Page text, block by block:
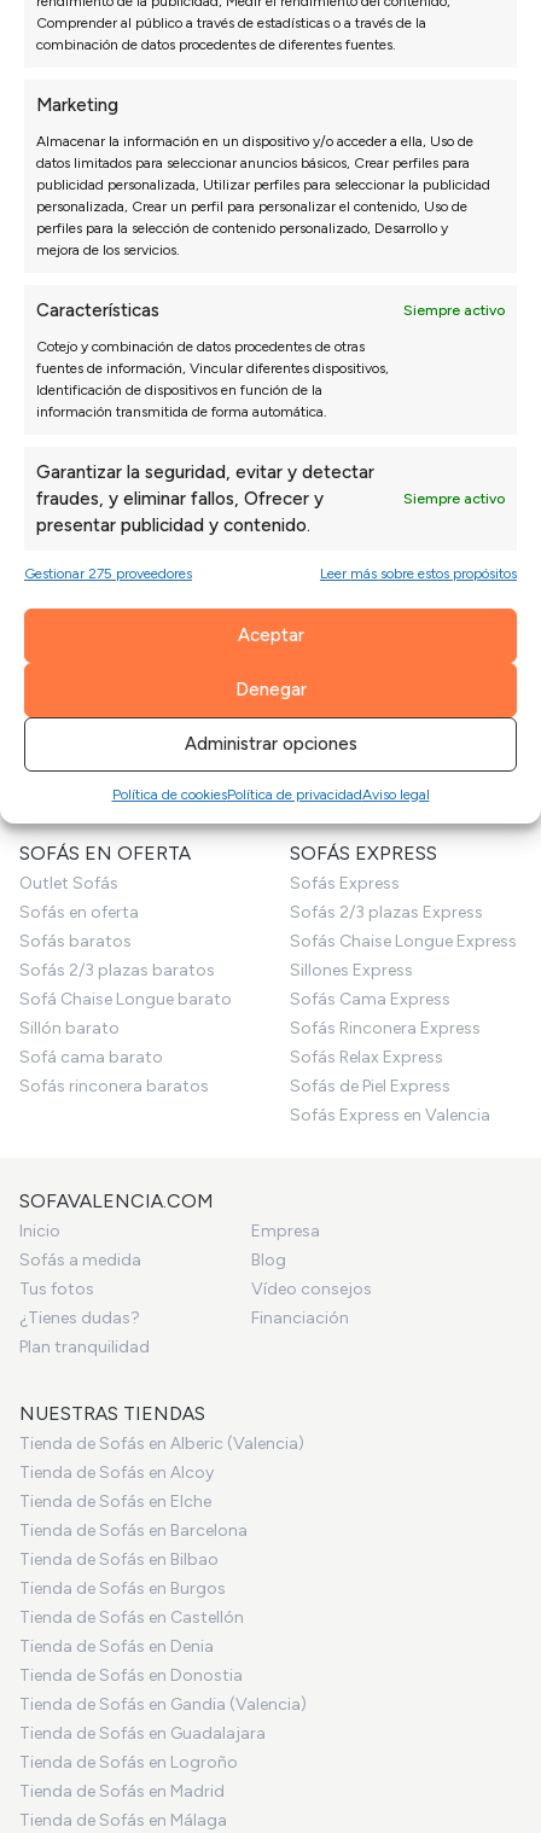
Comprender al público a través de estadísticas o a través de la
combinación de datos procedentes de diferentes fuentes.
Marketing
Almacenar la información en un dispositivo y/o acceder a ella, Uso de
datos limitados para seleccionar anuncios básicos, Crear perfiles para
publicidad personalizada, Utilizar perfiles para seleccionar la publicidad
personalizada, Crear un perfil para personalizar el contenido, Uso de
perfiles para la selección de contenido personalizado, Desarrollo y
mejora de los servicios.
Características Siempre activo
Cotejo y combinación de datos procedentes de otras
fuentes de información, Vincular diferentes dispositivos,
Identificación de dispositivos en función de la
información transmitida de forma automática.
Garantizar la seguridad, evitar y detectar
fraudes, y eliminar fallos, Ofrecer y
presentar publicidad y contenido.
Siempre activo
Gestionar 275 proveedores Leer más sobre estos propósitos
Aceptar
Denegar
Administrar opciones
Política de cookiesPolítica de privacidadAviso legal
SOFÁS
Sofás Chaise Longue
Sofás Modulares
Sillones
Sofás Cama
Sofás Hostelería
Configurador de sofás
Canapés y Somieres
Almohadas
Cabeceros de cama
MUEBLE HOGAR
Mesas de comedor
Mesa auxiliar
Decoración
Sofás para perros
PRODUCTOS PARA
SOFÁS
Telas por metros
Cojines
Productos de limpieza
Limpiezas de sofás
SOFÁS EN OFERTA
Outlet Sofás
Sofás en oferta
Sofás baratos
Sofás 2/3 plazas baratos
Sofá Chaise Longue barato
Sillón barato
Sofá cama barato
Sofás rinconera baratos
SOFÁS EXPRESS
Sofás Express
Sofás 2/3 plazas Express
Sofás Chaise Longue Express
Sillones Express
Sofás Cama Express
Sofás Rinconera Express
Sofás Relax Express
Sofás de Piel Express
Sofás Express en Valencia
SOFAVALENCIA.COM
Inicio
Empresa
Sofás a medida
Blog
Tus fotos
Vídeo consejos
¿Tienes dudas?
Financiación
Plan tranquilidad
NUESTRAS TIENDAS
Tienda de Sofás en Alberic (Valencia)
Tienda de Sofás en Alcoy
Tienda de Sofás en Elche
Tienda de Sofás en Barcelona
Tienda de Sofás en Bilbao
Tienda de Sofás en Burgos
Tienda de Sofás en Castellón
Tienda de Sofás en Denia
Tienda de Sofás en Donostia
Tienda de Sofás en Gandia (Valencia)
Tienda de Sofás en Guadalajara
Tienda de Sofás en Logroño
Tienda de Sofás en Madrid
Tienda de Sofás en Málaga